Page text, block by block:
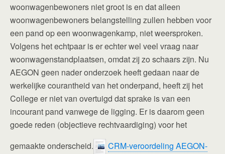
woonwagenbewoners niet groot is en dat alleen
woonwagenbewoners belangstelling zullen hebben voor
een pand op een woonwagenkamp, niet weersproken.
Volgens het echtpaar is er echter wel veel vraag naar
woonwagenstandplaatsen, omdat zij zo schaars zijn. Nu
AEGON geen nader onderzoek heeft gedaan naar de
werkelijke courantheid van het onderpand, heeft zij het
College er niet van overtuigd dat sprake is van een
incourant pand vanwege de ligging. Er is daarom geen
goede reden (objectieve rechtvaardiging) voor het
gemaakte onderscheid.
CRM-veroordeling AEGON-